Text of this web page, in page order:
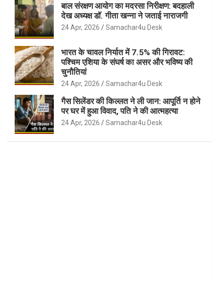
बाल संरक्षण आयोग का मदरसा निरीक्षण: बदहाली
देख अध्यक्ष डॉ. गीता खन्ना ने जताई नाराजगी
24 Apr, 2026 Samachar4u Desk
भारत के चावल निर्यात में 7.5% की गिरावट:
पश्चिम एशिया के संघर्ष का असर और भविष्य की
चुनौतियां
24 Apr, 2026 Samachar4u Desk
गैस सिलेंडर की किल्लत ने ली जान: आपूर्ति न होने
पर घर में हुआ विवाद, पति ने की आत्महत्या
24 Apr, 2026 Samachar4u Desk